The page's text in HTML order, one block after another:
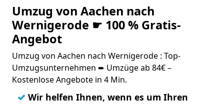
Umzug von Aachen nach
Wernigerode ☛ 100 % Gratis-
Angebot
Umzug von Aachen nach Wernigerode : Top-
Umzugsunternehmen ➨ Umzüge ab 84€ –
Kostenlose Angebote in 4 Min.
✓ Wir helfen Ihnen, wenn es um Ihren